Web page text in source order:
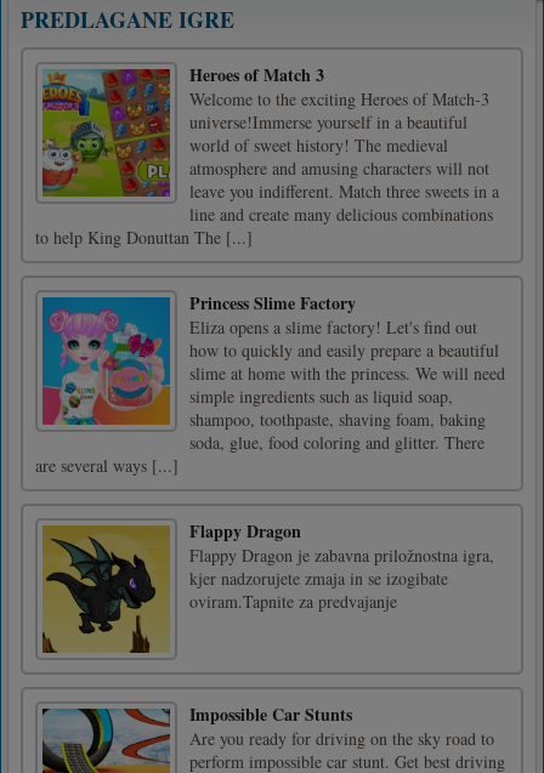
PREDLAGANE IGRE
Heroes of Match 3
Welcome to the exciting Heroes of Match-3
universe!Immerse yourself in a beautiful
world of sweet history! The medieval
atmosphere and amusing characters will not
leave you indifferent. Match three sweets in a
line and create many delicious combinations
to help King Donuttan The [...]
Princess Slime Factory
Eliza opens a slime factory! Let's find out
how to quickly and easily prepare a beautiful
slime at home with the princess. We will need
simple ingredients such as liquid soap,
shampoo, toothpaste, shaving foam, baking
soda, glue, food coloring and glitter. There
are several ways [...]
Flappy Dragon
Flappy Dragon je zabavna priložnostna igra,
kjer nadzorujete zmaja in se izogibate
oviram.Tapnite za predvajanje
Impossible Car Stunts
Are you ready for driving on the sky road to
perform impossible car stunt. Get best driving